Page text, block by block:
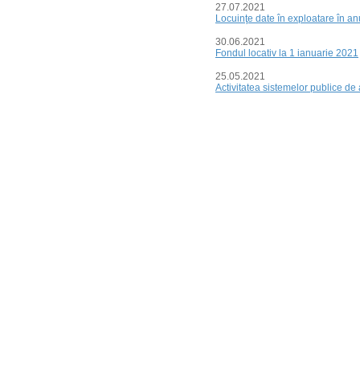
27.07.2021
Locuinţe date în exploatare în
30.06.2021
Fondul locativ la 1 ianuarie 2021
25.05.2021
Activitatea sistemelor publice